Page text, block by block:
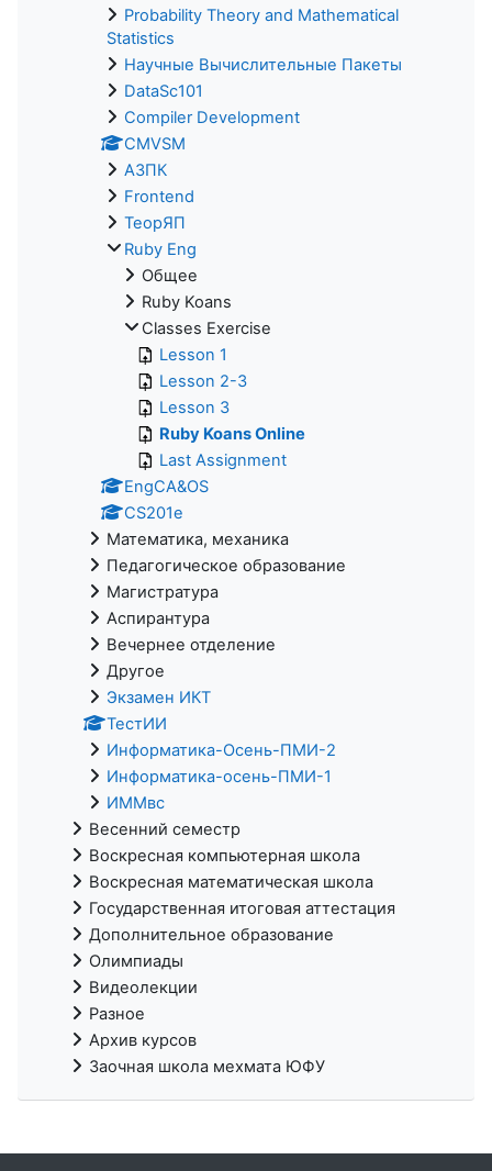
Probability Theory and Mathematical
Statistics
Научные Вычислительные Пакеты
DataSc101
Compiler Development
CMVSM
АЗПК
Frontend
ТеорЯП
Ruby Eng
Общее
Ruby Koans
Classes Exercise
Lesson 1
Lesson 2-3
Lesson 3
Ruby Koans Online
Last Assignment
EngCA&OS
CS201e
Математика, механика
Педагогическое образование
Магистратура
Аспирантура
Вечернее отделение
Другое
Экзамен ИКТ
ТестИИ
Информатика-Осень-ПМИ-2
Информатика-осень-ПМИ-1
ИММвс
Весенний семестр
Воскресная компьютерная школа
Воскресная математическая школа
Государственная итоговая аттестация
Дополнительное образование
Олимпиады
Видеолекции
Разное
Архив курсов
Заочная школа мехмата ЮФУ